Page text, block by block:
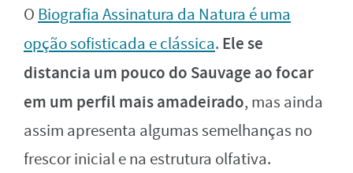
O Biografia Assinatura da Natura é uma
opção sofisticada e clássica. Ele se
distancia um pouco do Sauvage ao focar
em um perfil mais amadeirado, mas ainda
assim apresenta algumas semelhanças no
frescor inicial e na estrutura olfativa.